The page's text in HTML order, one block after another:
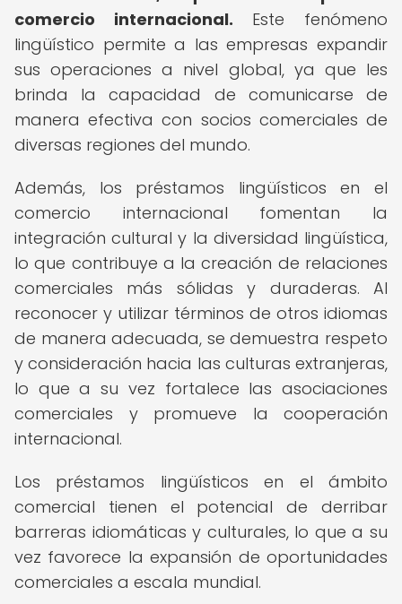
comercio internacional. Este fenómeno
lingüístico permite a las empresas expandir
sus operaciones a nivel global, ya que les
brinda la capacidad de comunicarse de
manera efectiva con socios comerciales de
diversas regiones del mundo.
Además, los préstamos lingüísticos en el
comercio internacional fomentan la
integración cultural y la diversidad lingüística,
lo que contribuye a la creación de relaciones
comerciales más sólidas y duraderas. Al
reconocer y utilizar términos de otros idiomas
de manera adecuada, se demuestra respeto
y consideración hacia las culturas extranjeras,
lo que a su vez fortalece las asociaciones
comerciales y promueve la cooperación
internacional.
Los préstamos lingüísticos en el ámbito
comercial tienen el potencial de derribar
barreras idiomáticas y culturales, lo que a su
vez favorece la expansión de oportunidades
comerciales a escala mundial.